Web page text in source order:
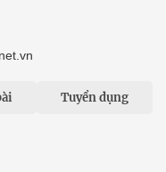
Tuyển dụng